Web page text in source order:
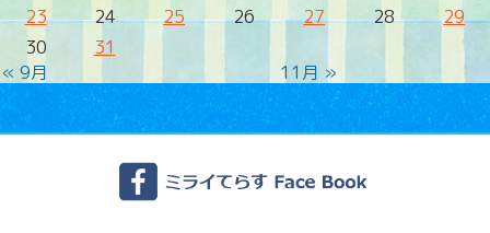
« 9月 11月 »
23
24 25 26 27 28
29
30
31